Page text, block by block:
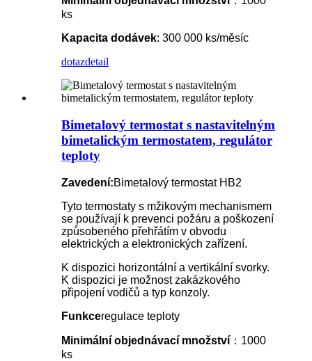
ks
Kapacita dodávek: 300 000 ks/měsíc
dotazdetail
Bimetalový termostat s nastavitelným
bimetalickým termostatem, regulátor
teploty
Zavedení:Bimetalový termostat HB2
Tyto termostaty s mžikovým mechanismem
se používají k prevenci požáru a poškození
způsobeného přehřátím v obvodu
elektrických a elektronických zařízení.
K dispozici horizontální a vertikální svorky.
K dispozici je možnost zakázkového
připojení vodičů a typ konzoly.
Funkceregulace teploty
Minimální objednávací množství ：1000
ks